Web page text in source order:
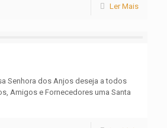
Ler Mais
Senhora dos Anjos deseja a todos
Amigos e Fornecedores uma Santa